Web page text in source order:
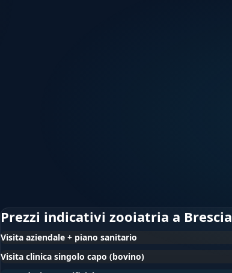
Prezzi indicativi zooiatria a Brescia
Visita aziendale + piano sanitario
Visita clinica singolo capo (bovino)